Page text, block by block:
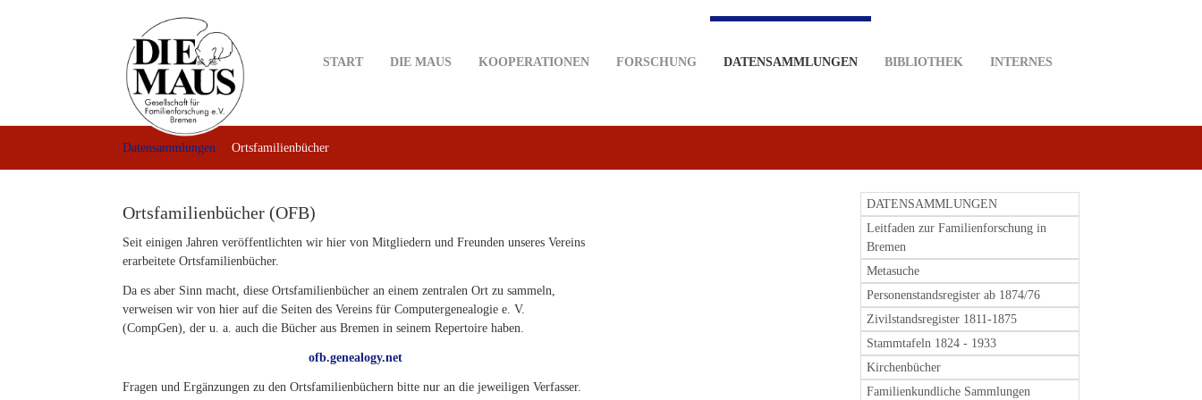
START DIE MAUS KOOPERATIONEN FORSCHUNG DATENSAMMLUNGEN BIBLIOTHEK INTERNES
Datensammlungen Ortsfamilienbücher
Ortsfamilienbücher (OFB)
Seit einigen Jahren veröffentlichten wir hier von Mitgliedern und Freunden unseres Vereins
erarbeitete Ortsfamilienbücher.
Da es aber Sinn macht, diese Ortsfamilienbücher an einem zentralen Ort zu sammeln,
verweisen wir von hier auf die Seiten des Vereins für Computergenealogie e. V.
(CompGen), der u. a. auch die Bücher aus Bremen in seinem Repertoire haben.
ofb.genealogy.net
Fragen und Ergänzungen zu den Ortsfamilienbüchern bitte nur an die jeweiligen Verfasser.
DATENSAMMLUNGEN
Leitfaden zur Familienforschung in
Bremen
Metasuche
Personenstandsregister ab 1874/76
Zivilstandsregister 1811-1875
Stammtafeln 1824 - 1933
Kirchenbücher
Familienkundliche Sammlungen